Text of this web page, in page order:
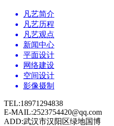
凡艺简介
凡艺历程
凡艺观点
新闻中心
平面设计
网络建设
空间设计
影像摄制
TEL:18971294838
E-MAIL:2523754420@qq.com
ADD:武汉市汉阳区绿地国博